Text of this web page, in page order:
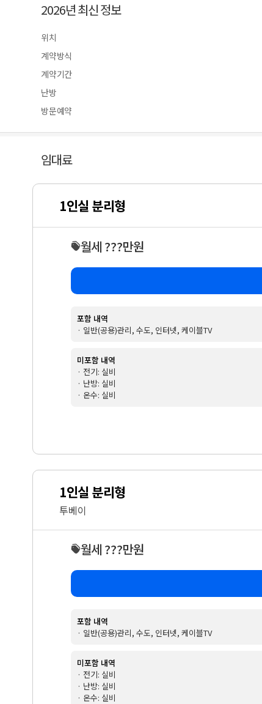
2026년 최신 정보
위치
계약방식
계약기간
난방
방문예약
임대료
1인실 분리형
월세 ???만원
포함 내역
· 일반(공용)관리, 수도, 인터넷, 케이블TV
미포함 내역
· 전기: 실비
· 난방: 실비
· 온수: 실비
1인실 분리형
투베이
월세 ???만원
포함 내역
· 일반(공용)관리, 수도, 인터넷, 케이블TV
미포함 내역
· 전기: 실비
· 난방: 실비
· 온수: 실비